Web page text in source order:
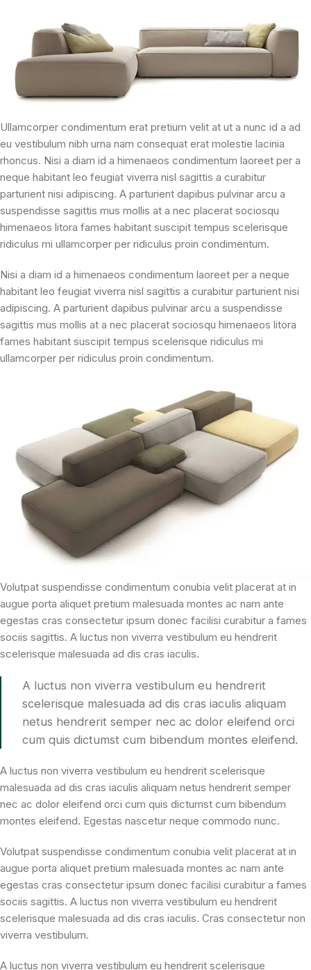
Ullamcorper condimentum erat pretium velit at ut a nunc id a ad
eu vestibulum nibh urna nam consequat erat molestie lacinia
rhoncus. Nisi a diam id a himenaeos condimentum laoreet per a
neque habitant leo feugiat viverra nisl sagittis a curabitur
parturient nisi adipiscing. A parturient dapibus pulvinar arcu a
suspendisse sagittis mus mollis at a nec placerat sociosqu
himenaeos litora fames habitant suscipit tempus scelerisque
ridiculus mi ullamcorper per ridiculus proin condimentum.
Nisi a diam id a himenaeos condimentum laoreet per a neque
habitant leo feugiat viverra nisl sagittis a curabitur parturient nisi
adipiscing. A parturient dapibus pulvinar arcu a suspendisse
sagittis mus mollis at a nec placerat sociosqu himenaeos litora
fames habitant suscipit tempus scelerisque ridiculus mi
ullamcorper per ridiculus proin condimentum.
Volutpat suspendisse condimentum conubia velit placerat at in
augue porta aliquet pretium malesuada montes ac nam ante
egestas cras consectetur ipsum donec facilisi curabitur a fames
sociis sagittis. A luctus non viverra vestibulum eu hendrerit
scelerisque malesuada ad dis cras iaculis.
A luctus non viverra vestibulum eu hendrerit
scelerisque malesuada ad dis cras iaculis aliquam
netus hendrerit semper nec ac dolor eleifend orci
cum quis dictumst cum bibendum montes eleifend.
A luctus non viverra vestibulum eu hendrerit scelerisque
malesuada ad dis cras iaculis aliquam netus hendrerit semper
nec ac dolor eleifend orci cum quis dictumst cum bibendum
montes eleifend. Egestas nascetur neque commodo nunc.
Volutpat suspendisse condimentum conubia velit placerat at in
augue porta aliquet pretium malesuada montes ac nam ante
egestas cras consectetur ipsum donec facilisi curabitur a fames
sociis sagittis. A luctus non viverra vestibulum eu hendrerit
scelerisque malesuada ad dis cras iaculis. Cras consectetur non
viverra vestibulum.
A luctus non viverra vestibulum eu hendrerit scelerisque